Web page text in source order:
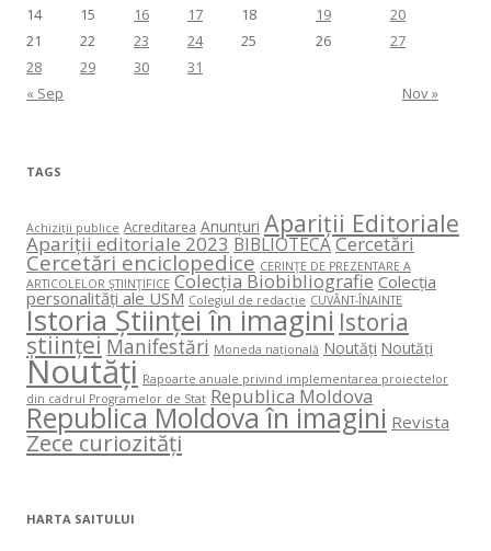
« Sep Nov »
14 15 16 17 18 19
20
21
22 23 24 25 26
27
28
29 30 31
TAGS
Achiziții publice Acreditarea Anunțuri Apariții Editoriale
Apariții editoriale 2023 BIBLIOTECACercetări
Cercetări enciclopedice CERINŢE DE PREZENTARE A
ARTICOLELOR ŞTIINŢIFICE Colecția Biobibliografie Colecția
personalități ale USM Colegiul de redacție CUVÂNT-ÎNAINTE
Istoria Științei în imagini Istoria
științei Manifestări Moneda națională Noutăți Noutăți
Noutăți Rapoarte anuale privind implementarea proiectelor
din cadrul Programelor de Stat Republica Moldova
Republica Moldova în imagini Revista
Zece curiozități
HARTA SAITULUI